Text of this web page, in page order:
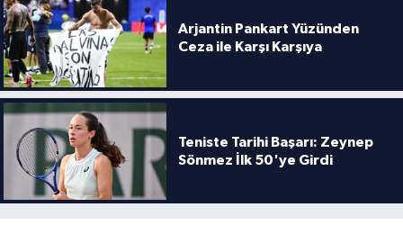
Arjantin Pankart Yüzünden
Ceza ile Karşı Karşıya
Teniste Tarihi Başarı: Zeynep
Sönmez İlk 50'ye Girdi